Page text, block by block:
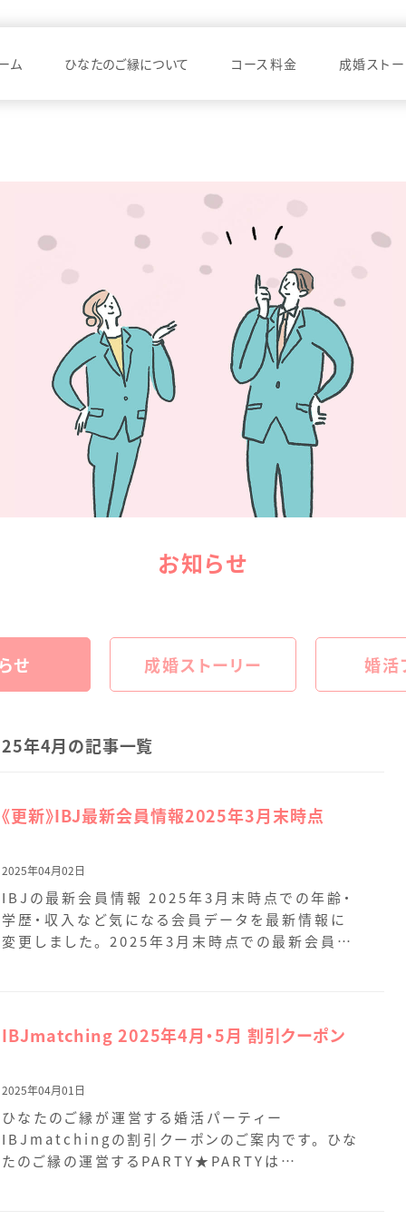
ム ひなたのご縁について コース料金 成婚ストー
お知らせ
せ 成婚ストーリー 婚活
年4月の記事一覧
《更新》IBJ最新会員情報2025年3月末時点
2025年04月02日
IBJの最新会員情報 2025年3月末時点での年齢・
学歴・収入など気になる会員データを最新情報に
変更しました。 2025年3月末時点での最新会員デ
IBJmatching 2025年4月・5月 割引クーポン
2025年04月01日
ひなたのご縁が運営する婚活パーティー
IBJmatchingの割引クーポンのご案内です。 ひな
たのご縁の運営するPARTY★PARTYは